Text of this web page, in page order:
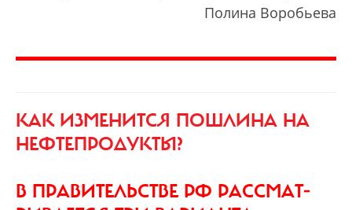
Полина Воробьева
КАК ИЗМЕНИТСЯ ПОШЛИНА НА
НЕФТЕПРОДУКТЫ?
В ПРАВИТЕЛЬСТВЕ РФ РАССМАТ­